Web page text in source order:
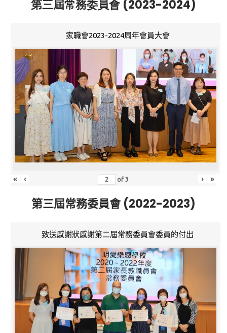
第三屆常務委員會 (2023-2024)
家職會2023-2024周年會員大會
« ‹ of3 › »
第三屆常務委員會 (2022-2023)
致送感謝狀感謝第二屆常務委員會委員的付出